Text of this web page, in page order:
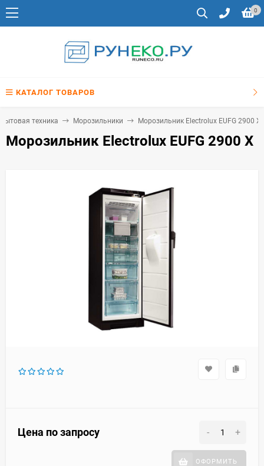
0
КАТАЛОГ ТОВАРОВ
техника Морозильники Морозильник Electrolux EUFG 2900 X
Морозильник Electrolux EUFG 2900 X
Цена по запросу - +
ОФОРМИТЬ